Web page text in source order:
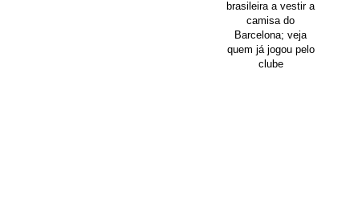
brasileira a vestir a
camisa do
Barcelona; veja
quem já jogou pelo
clube